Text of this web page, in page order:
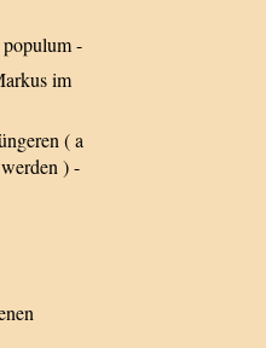
-
im
( a
) -